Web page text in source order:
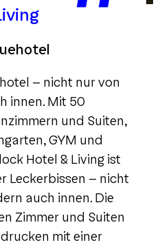
- nicht nur von
innen. Mit 50
und Suiten,
GYM und
Hotel & Living ist
Leckerbissen - nicht
auch innen. Die
Zimmer und Suiten
mit einer